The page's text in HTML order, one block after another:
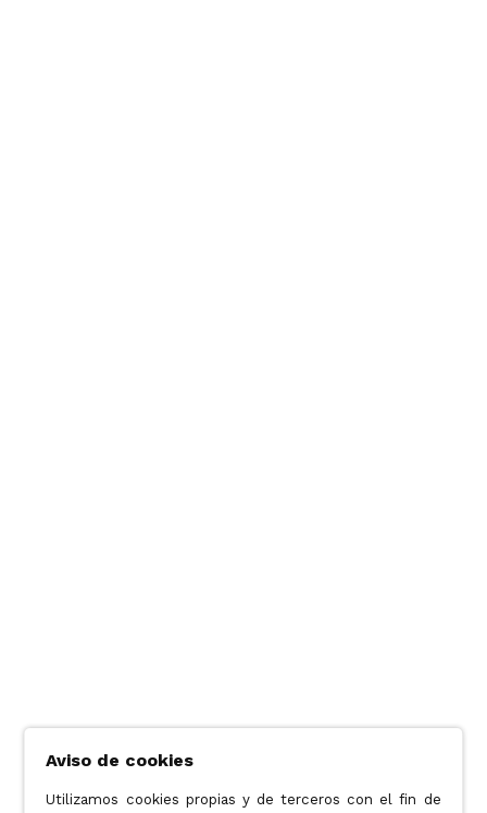
Aviso de cookies
Utilizamos cookies propias y de terceros con el fin de